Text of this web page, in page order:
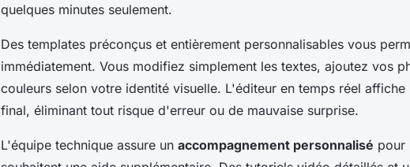
quelques minutes seulement.
Des templates préconçus et entièrement personnalisables vous
immédiatement. Vous modifiez simplement les textes, ajoutez vos
couleurs selon votre identité visuelle. L'éditeur en temps réel affiche
final, éliminant tout risque d'erreur ou de mauvaise surprise.
L'équipe technique assure un accompagnement personnalisé pour